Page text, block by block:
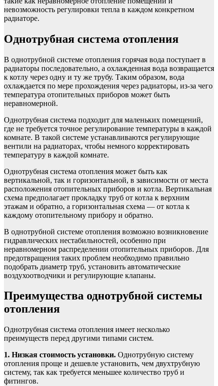
невозможность регулировки тепла в каждом конкретном
радиаторе.
Однотрубная система отопления
В однотрубной системе отопления горячая вода поступает в
радиаторы последовательно, а охлажденная вода возвращается
к котлу через одну и ту же трубу. Таким образом, вода
охлаждается по мере прохождения через радиаторы, из-за чего
температура отопительных приборов может быть
неравномерной.
Однотрубная система подходит для маленьких помещений,
где не требуется точное регулирование температуры в каждой
комнате. В такой системе устанавливаются регулирующие
вентили на радиаторах, чтобы немного корректировать
температуру в каждой комнате.
Однотрубная система отопления может быть как
вертикальной, так и горизонтальной, в зависимости от места
расположения отопительных приборов и котла. Вертикальная
схема предполагает прокладку труб от котла к верхним
этажам и обратно, а горизонтальная схема — от котла к
каждому отопительному прибору и обратно.
В однотрубной системе отопления возможно возникновение
гидравлических нестабильностей, особенно при
неравномерном распределении отопительных приборов. Для
предотвращения таких проблем необходимо правильно
подобрать диаметр труб, установить автоматические
воздухоотводчики и регулирующие клапаны.
Преимущества однотрубной системы
отопления
Однотрубная система отопления имеет несколько
преимуществ перед другими типами систем.
1. Низкая стоимость установки. Однотрубную систему
отопления проще и дешевле установить, чем двухтрубную
систему, так как требуется меньшее количество труб и
фитингов.